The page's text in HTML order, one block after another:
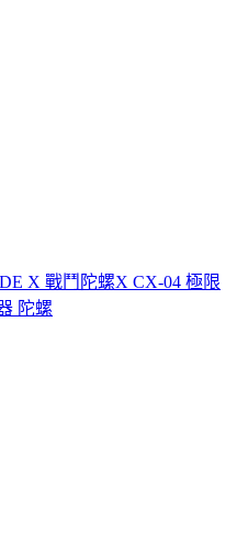
X 戰鬥陀螺X CX-04 極限
陀螺